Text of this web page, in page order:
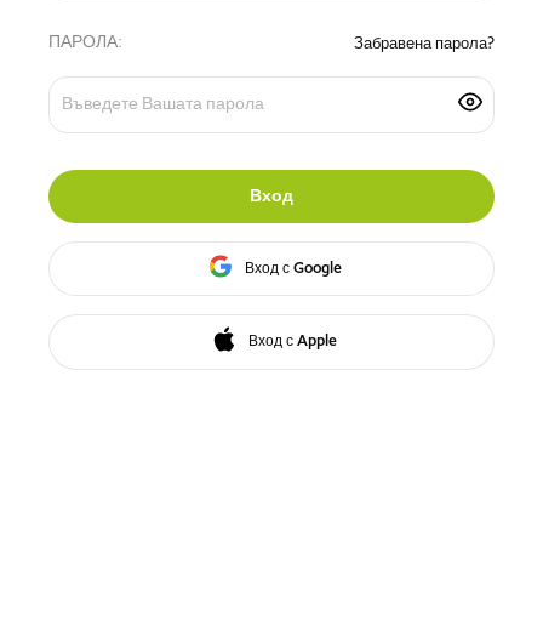
ПАРОЛА: Забравена парола?
Вход
Вход с Google
Вход с Apple